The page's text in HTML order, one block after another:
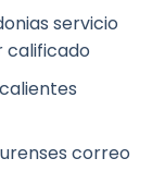
servicio
calificado
correo